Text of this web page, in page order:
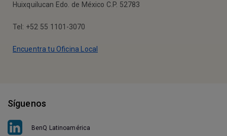
Huixquilucan Edo. de México C.P. 52783
Tel: +52 55 1101-3070
Encuentra tu Oficina Local
Síguenos
BenQ Latinoamérica